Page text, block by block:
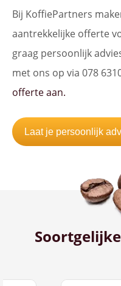
Bij KoffiePartners
aantrekkelijke offerte
graag persoonlijk
met ons op via 078
offerte aan.
Laat je persoonlijk